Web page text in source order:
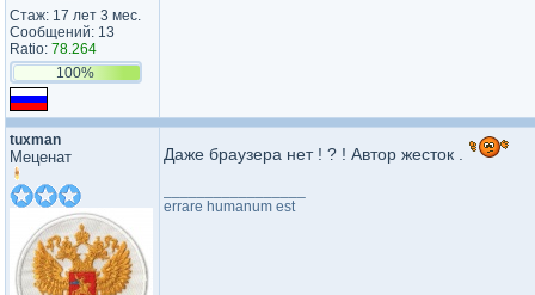
Стаж: 17 лет 3 мес.
Сообщений: 13
Ratio: 78.264
100%
tuxman
Меценат Даже браузера нет ! ? ! Автор жесток .
errare humanum est